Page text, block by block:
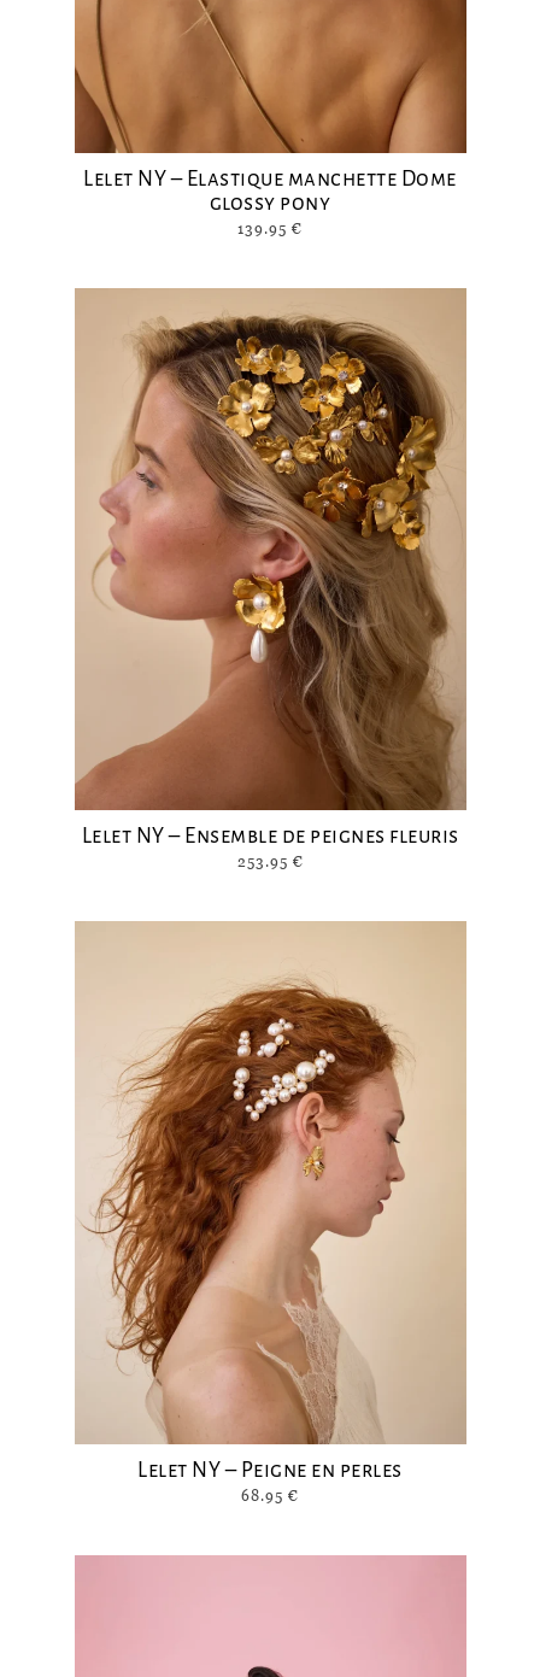
Lelet NY – Elastique manchette Dome
glossy pony
139.95 €
Lelet NY – Ensemble de peignes fleuris
253.95 €
Lelet NY – Peigne en perles
68.95 €